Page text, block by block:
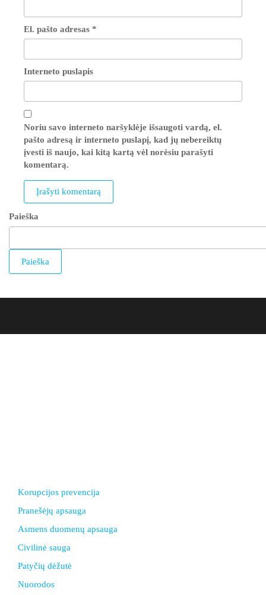
El. pašto adresas*
Interneto puslapis
Noriu savo interneto naršyklėje išsaugoti vardą, el.
pašto adresą ir interneto puslapį, kad jų nebereiktų
įvesti iš naujo, kai kitą kartą vėl norėsiu parašyti
komentarą.
Paieška
Paieška
Korupcijos prevencija
Pranešėjų apsauga
Asmens duomenų apsauga
Civilinė sauga
Patyčių dėžutė
Nuorodos